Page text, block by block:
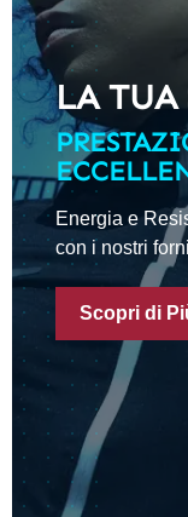
LA TUA
Energia e
con i nostri
Scopri di